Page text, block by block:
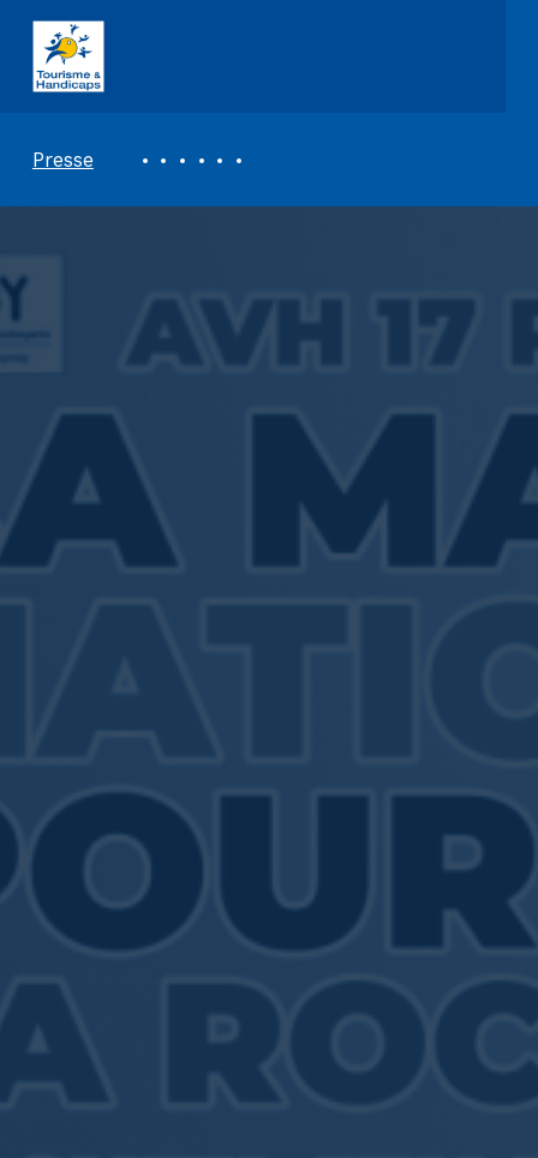
ASSOCIATION TOURISME ET HANDICAPS
Presse